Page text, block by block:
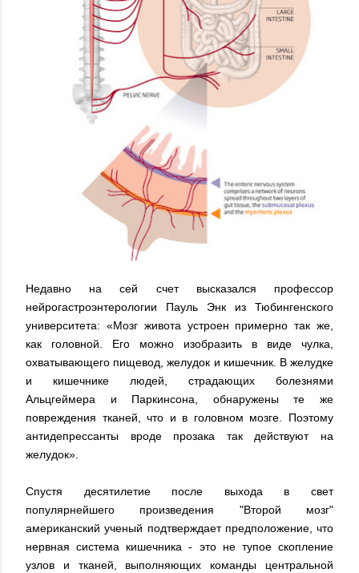
Недавно на сей счет высказался профессор
нейрогастроэнтерологии Пауль Энк из Тюбингенского
университета: «Мозг живота устроен примерно так же,
как головной. Его можно изобразить в виде чулка,
охватывающего пищевод, желудок и кишечник. В желудке
и кишечнике людей, страдающих болезнями
Альцгеймера и Паркинсона, обнаружены те же
повреждения тканей, что и в головном мозге. Поэтому
антидепрессанты вроде прозака так действуют на
желудок».
Спустя десятилетие после выхода в свет
популярнейшего произведения "Второй мозг"
американский ученый подтверждает предположение, что
нервная система кишечника - это не тупое скопление
узлов и тканей, выполняющих команды центральной